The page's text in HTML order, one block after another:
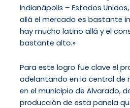
Indianápolis – Estados
allá el mercado es bastante
hay mucho latino allá y el
bastante alto.»
Para este logro fue clave el
adelantando en la central de
en el municipio de Alvarado,
producción de esta panela